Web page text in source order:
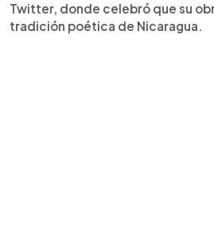
Twitter, donde celebró que su
tradición poética de Nicaragua.